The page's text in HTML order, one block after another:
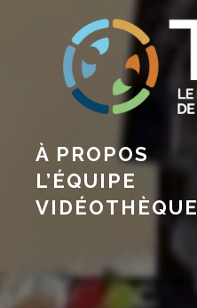
À PROPOS
L’ÉQUIPE
VIDÉOTHÈQUE